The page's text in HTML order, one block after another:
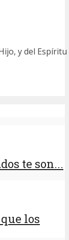
y del Espíritu
te son...
los